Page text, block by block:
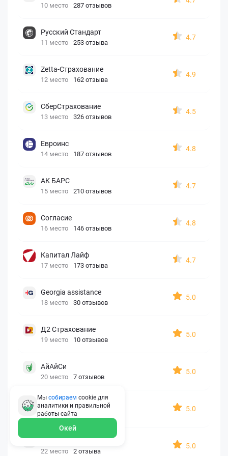
10 место 287 отзывов
Русский Стандарт
11 место 253 отзыва
4.7
Zetta-Страхование
12 место 162 отзыва
4.9
СберСтрахование
13 место 326 отзывов
4.5
Евроинс
14 место 187 отзывов
4.8
АК БАРС
15 место 210 отзывов
4.7
Согласие
16 место 146 отзывов
4.8
Капитал Лайф
17 место 173 отзыва
4.7
Georgia assistance
18 место 30 отзывов
5.0
Д2 Страхование
19 место 10 отзывов
5.0
АйАйСи
20 место 7 отзывов
5.0
OxySport
21 место 6 отзывов
5.0
ERGO AXA
22 место 2 отзыва
5.0
Мы собираем cookie для
аналитики и правильной
работы сайта
Окей